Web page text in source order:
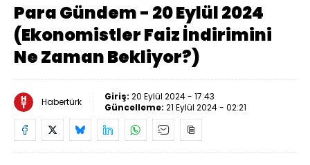
Para Gündem - 20 Eylül 2024
(Ekonomistler Faiz İndirimini
Ne Zaman Bekliyor?)
Habertürk Giriş: 20 Eylül 2024 - 17:43
Güncelleme: 21 Eylül 2024 - 02:21